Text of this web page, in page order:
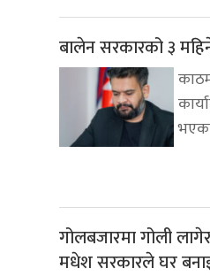
बालेन सरकारको ३
गोलबजारमा गोली
मधेश सरकारले घर